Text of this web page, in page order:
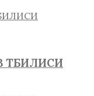
ТБИЛИСИ